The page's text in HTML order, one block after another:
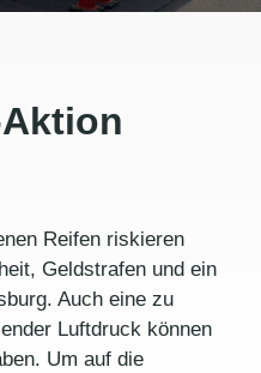
Reifen riskieren
Geldstrafen und ein
Auch eine zu
Luftdruck können
Um auf die